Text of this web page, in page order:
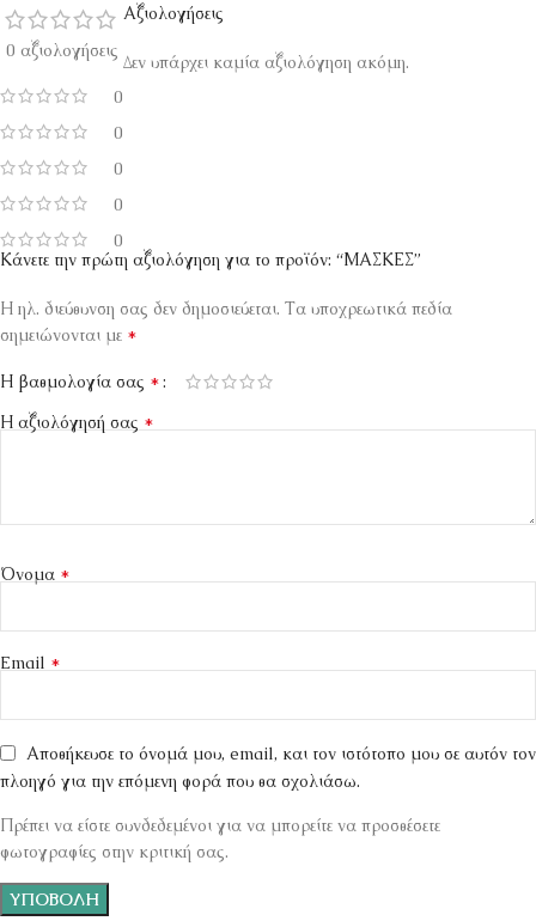
0 αξιολογήσεις
0
0
0
0
0
Αξιολογήσεις
Δεν υπάρχει καμία αξιολόγηση ακόμη.
Κάνετε την πρώτη αξιολόγηση για το προϊόν: “ΜΑΣΚΕΣ”
Η ηλ. διεύθυνση σας δεν δημοσιεύεται. Τα υποχρεωτικά πεδία
σημειώνονται με *
Η βαθμολογία σας *
Η αξιολόγησή σας *
Όνομα *
Email *
Αποθήκευσε το όνομά μου, email, και τον ιστότοπο μου σε αυτόν τον
πλοηγό για την επόμενη φορά που θα σχολιάσω.
Πρέπει να είστε συνδεδεμένοι για να μπορείτε να προσθέσετε
φωτογραφίες στην κριτική σας.